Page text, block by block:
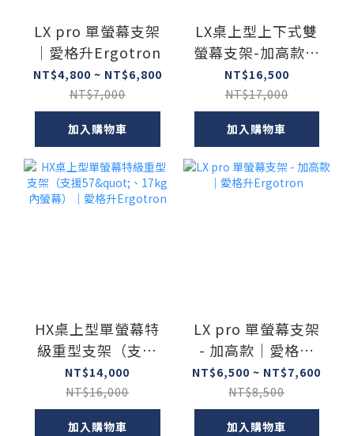
LX pro 單螢幕支架
｜愛格升Ergotron
NT$4,800 ~ NT$6,800
NT$7,000
加入購物車
LX桌上型上下式雙
螢幕支架-加高款｜
愛格升Ergotron
NT$16,500
NT$17,000
加入購物車
HX桌上型單螢幕特
級重型支架（支援
57"、17kg內螢
幕）｜愛格升
Ergotron
NT$14,000
NT$16,000
加入購物車
LX pro 單螢幕支架
- 加高款｜愛格升
Ergotron
NT$6,500 ~ NT$7,600
NT$8,500
加入購物車